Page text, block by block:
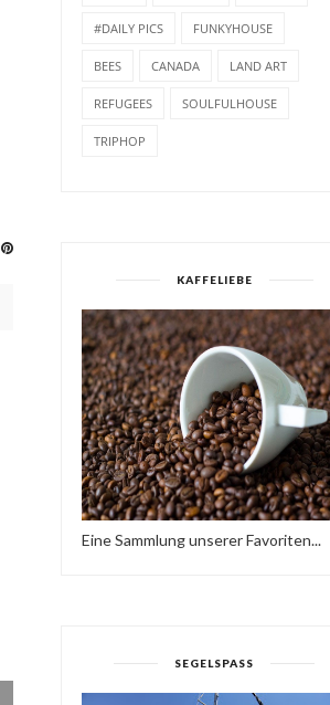
SOULFUL HOUSE SESSION
#DAILY PICS FUNKYHOUSE
BEES CANADA LAND ART
REFUGEES SOULFULHOUSE
TRIPHOP
KAFFELIEBE
Eine Sammlung unserer Favoriten...
SEGELSPASS